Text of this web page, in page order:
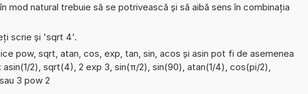
mod natural trebuie să se potrivească și să aibă sens în combinația
scrie și 'sqrt 4'.
pow, sqrt, atan, cos, exp, tan, sin, acos și asin pot fi de asemenea
asin(1/2), sqrt(4), 2 exp 3, sin(π/2), sin(90), atan(1/4), cos(pi/2),
3 pow 2